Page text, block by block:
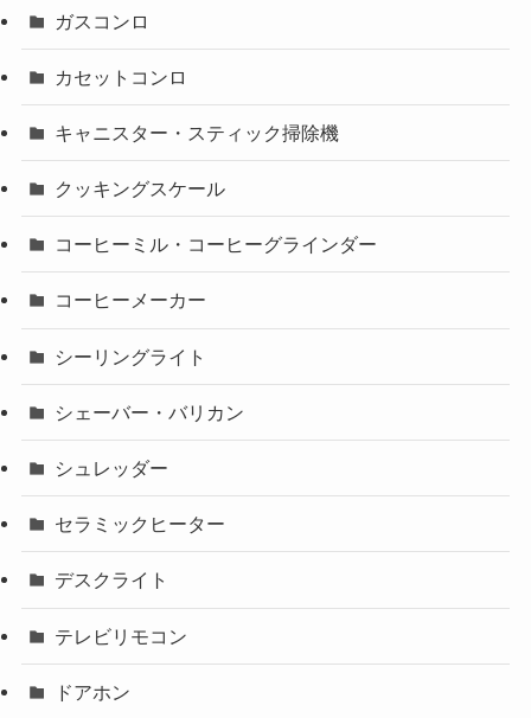
ガスコンロ
カセットコンロ
キャニスター・スティック掃除機
クッキングスケール
コーヒーミル・コーヒーグラインダー
コーヒーメーカー
シーリングライト
シェーバー・バリカン
シュレッダー
セラミックヒーター
デスクライト
テレビリモコン
ドアホン